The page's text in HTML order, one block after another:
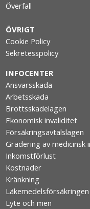
Överfall
ÖVRIGT
Cookie Policy
Sekretesspolicy
INFOCENTER
Ansvarsskada
Arbetsskada
Brottsskadelagen
Ekonomisk invaliditet
Försäkringsavtalslagen
Gradering av medicinsk
Inkomstförlust
Kostnader
Kränkning
Läkemedelsförsäkringen
Lyte och men